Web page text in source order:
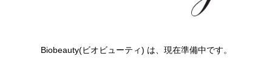
Biobeauty(ビオビューティ) は、現在準備中です。